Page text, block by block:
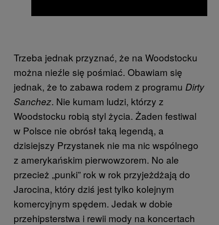
Trzeba jednak przyznać, że na Woodstocku
można nieźle się pośmiać. Obawiam się
jednak, że to zabawa rodem z programu Dirty
Sanchez. Nie kumam ludzi, którzy z
Woodstocku robią styl życia. Żaden festiwal
w Polsce nie obrósł taką legendą, a
dzisiejszy Przystanek nie ma nic wspólnego
z amerykańskim pierwowzorem. No ale
przecież „punki” rok w rok przyjeżdżają do
Jarocina, który dziś jest tylko kolejnym
komercyjnym spędem. Jedak w dobie
przehipsterstwa i rewii mody na koncertach